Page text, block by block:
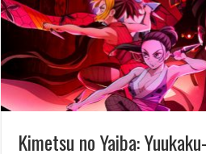
Kimetsu no Yaiba: